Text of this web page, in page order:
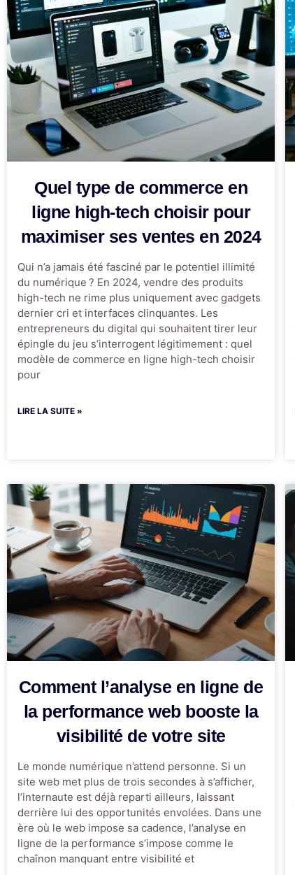
Quel type de commerce en
ligne high-tech choisir pour
maximiser ses ventes en 2024
Qui n’a jamais été fasciné par le potentiel illimité
du numérique ? En 2024, vendre des produits
high-tech ne rime plus uniquement avec gadgets
dernier cri et interfaces clinquantes. Les
entrepreneurs du digital qui souhaitent tirer leur
épingle du jeu s’interrogent légitimement : quel
modèle de commerce en ligne high-tech choisir
pour
LIRE LA SUITE »
Comment l’analyse en ligne de
la performance web booste la
visibilité de votre site
Le monde numérique n’attend personne. Si un
site web met plus de trois secondes à s’afficher,
l’internaute est déjà reparti ailleurs, laissant
derrière lui des opportunités envolées. Dans une
ère où le web impose sa cadence, l’analyse en
ligne de la performance s’impose comme le
chaînon manquant entre visibilité et